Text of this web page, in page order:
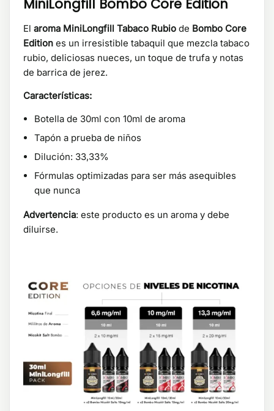
MiniLongfill Bombo Core Edition
El aroma MiniLongfill Tabaco Rubio de Bombo Core
Edition es un irresistible tabaquil que mezcla tabaco
rubio, deliciosas nueces, un toque de trufa y notas
de barrica de jerez.
Características:
Botella de 30ml con 10ml de aroma
Tapón a prueba de niños
Dilución: 33,33%
Fórmulas optimizadas para ser más asequibles
que nunca
Advertencia: este producto es un aroma y debe
diluirse.